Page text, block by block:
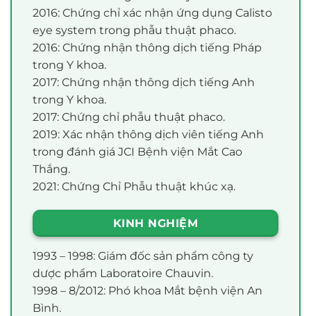
2016: Chứng chỉ xác nhận ứng dụng Calisto
eye system trong phẫu thuật phaco.
2016: Chứng nhận thông dịch tiếng Pháp
trong Y khoa.
2017: Chứng nhận thông dịch tiếng Anh
trong Y khoa.
2017: Chứng chỉ phẫu thuật phaco.
2019: Xác nhận thông dịch viên tiếng Anh
trong đánh giá JCI Bệnh viện Mắt Cao
Thắng.
2021: Chứng Chỉ Phẫu thuật khúc xạ.
KINH NGHIỆM
1993 – 1998: Giám đốc sản phẩm công ty
dược phẩm Laboratoire Chauvin.
1998 – 8/2012: Phó khoa Mắt bệnh viện An
Bình.